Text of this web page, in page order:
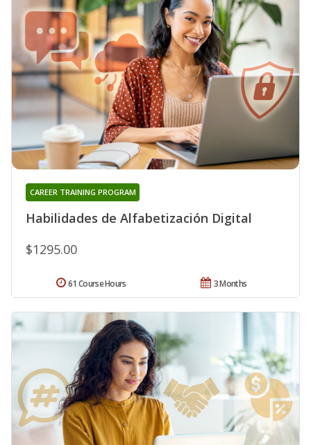
Habilidades de Alfabetización Digital
CAREER TRAINING PROGRAM
$1295.00
3 Months
61 Course Hours